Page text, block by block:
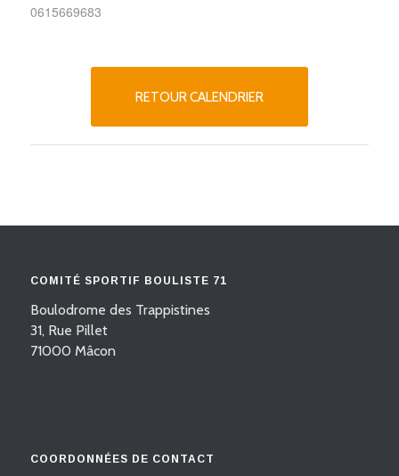
0615669683
RETOUR CALENDRIER
COMITÉ SPORTIF BOULISTE 71
Boulodrome des Trappistines
31, Rue Pillet
71000 Mâcon
COORDONNÉES DE CONTACT